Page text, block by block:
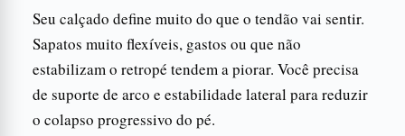
Seu calçado define muito do que o tendão vai sentir.
Sapatos muito flexíveis, gastos ou que não
estabilizam o retropé tendem a piorar. Você precisa
de suporte de arco e estabilidade lateral para reduzir
o colapso progressivo do pé.